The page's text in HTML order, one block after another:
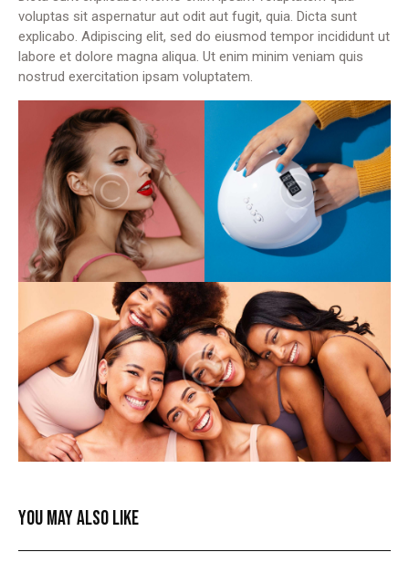
voluptas sit aspernatur aut odit aut fugit, quia. Dicta sunt
explicabo. Adipiscing elit, sed do eiusmod tempor incididunt ut
labore et dolore magna aliqua. Ut enim minim veniam quis
nostrud exercitation ipsam voluptatem.
YOU MAY ALSO LIKE